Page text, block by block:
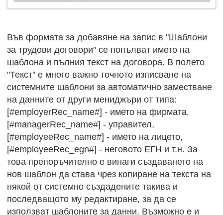
Във формата за добавяне на запис в "Шаблони
за трудови договори" се попълват името на
шаблона и пълния текст на договора. В полето
"Текст" е много важно точното изписване на
системните шаблони за автоматично заместване
на данните от други мениджъри от типа:
[#employerRec_name#] - името на фирмата,
[#managerRec_name#] - управител,
[#employeeRec_name#] - името на лицето,
[#employeeRec_egn#] - неговото ЕГН и т.н. За
това препоръчително е винаги създаването на
нов шаблон да става чрез копиране на текста на
някой от системно създадените такива и
последващото му редактиране, за да се
използват шаблоните за данни. Възможно е и